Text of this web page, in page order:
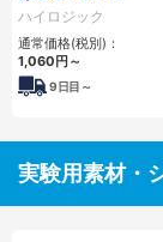
ハイロジック
通常価格(税別)：
1,060円 ～
9日目～
実験用素材・